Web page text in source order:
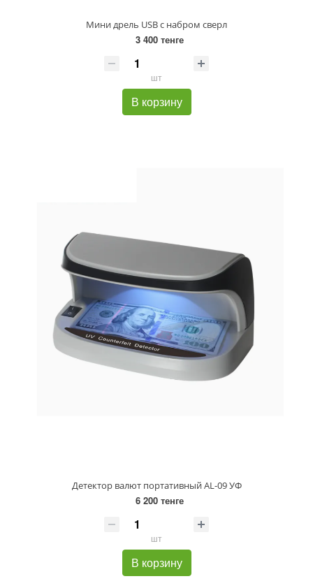
Мини дрель USB с набром сверл
3 400 тенге
шт
В корзину
Детектор валют портативный AL-09 УФ
6 200 тенге
шт
В корзину